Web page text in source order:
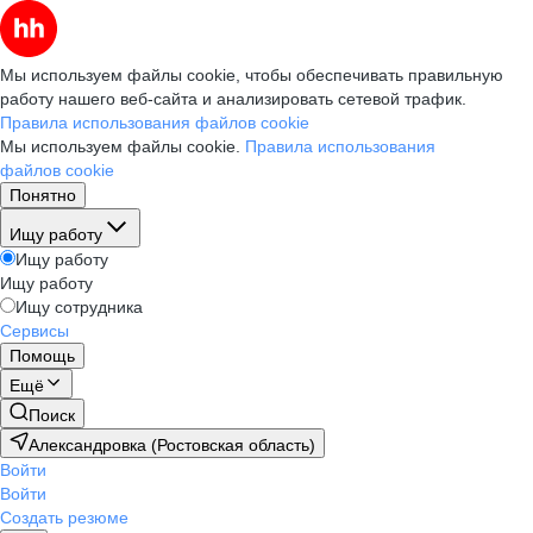
Мы используем файлы cookie, чтобы обеспечивать правильную
работу нашего веб-сайта и анализировать сетевой трафик.
Правила использования файлов cookie
Мы используем файлы cookie. Правила использования
файлов cookie
Понятно
Ищу работу
Ищу работу
Ищу работу
Ищу сотрудника
Сервисы
Помощь
Ещё
Поиск
Александровка (Ростовская область)
Войти
Войти
Создать резюме